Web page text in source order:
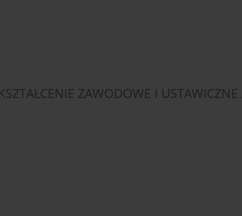
ZAWODOWE I USTAWICZNE